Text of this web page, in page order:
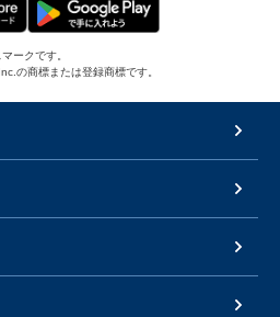
ークです。
の商標または登録商標です。